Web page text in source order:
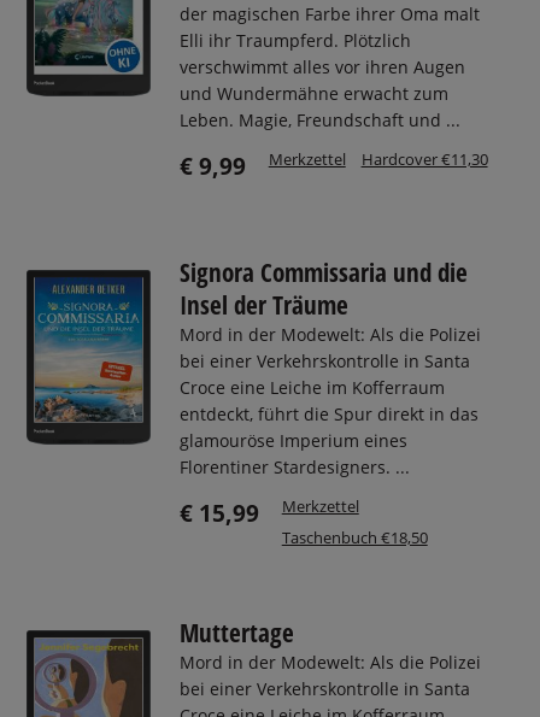
der magischen Farbe ihrer Oma malt
Elli ihr Traumpferd. Plötzlich
verschwimmt alles vor ihren Augen
und Wundermähne erwacht zum
Leben. Magie, Freundschaft und ...
€ 9,99 Merkzettel Hardcover €11,30
Signora Commissaria und die
Insel der Träume
Mord in der Modewelt: Als die Polizei
bei einer Verkehrskontrolle in Santa
Croce eine Leiche im Kofferraum
entdeckt, führt die Spur direkt in das
glamouröse Imperium eines
Florentiner Stardesigners. ...
€ 15,99
Merkzettel
Taschenbuch €18,50
Muttertage
Mord in der Modewelt: Als die Polizei
bei einer Verkehrskontrolle in Santa